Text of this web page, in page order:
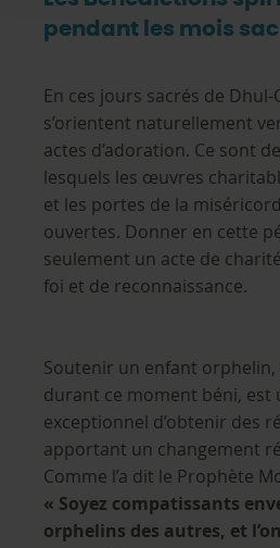
pendant les mois
En ces jours sacrés de
s’orientent naturellement
actes d’adoration. Ce sont
lesquels les œuvres
et les portes de la
ouvertes. Donner en cette
seulement un acte de
foi et de reconnaissance.
Soutenir un enfant
durant ce moment béni, est
exceptionnel d’obtenir des
apportant un changement
Comme l’a dit le Prophète
« Soyez compatissants
orphelins des autres, et